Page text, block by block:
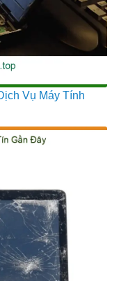
Vụ Máy Tính